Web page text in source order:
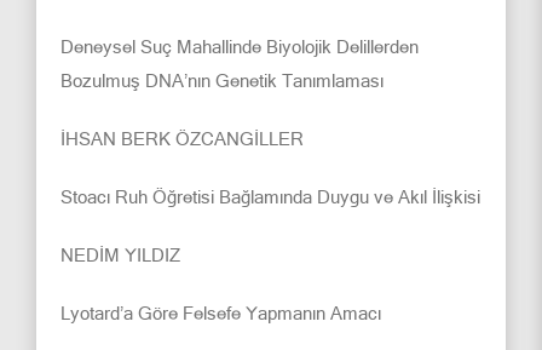
Deneysel Suç Mahallinde Biyolojik Delillerden
Bozulmuş DNA’nın Genetik Tanımlaması
İHSAN BERK ÖZCANGİLLER
Stoacı Ruh Öğretisi Bağlamında Duygu ve Akıl İlişkisi
NEDİM YILDIZ
Lyotard’a Göre Felsefe Yapmanın Amacı